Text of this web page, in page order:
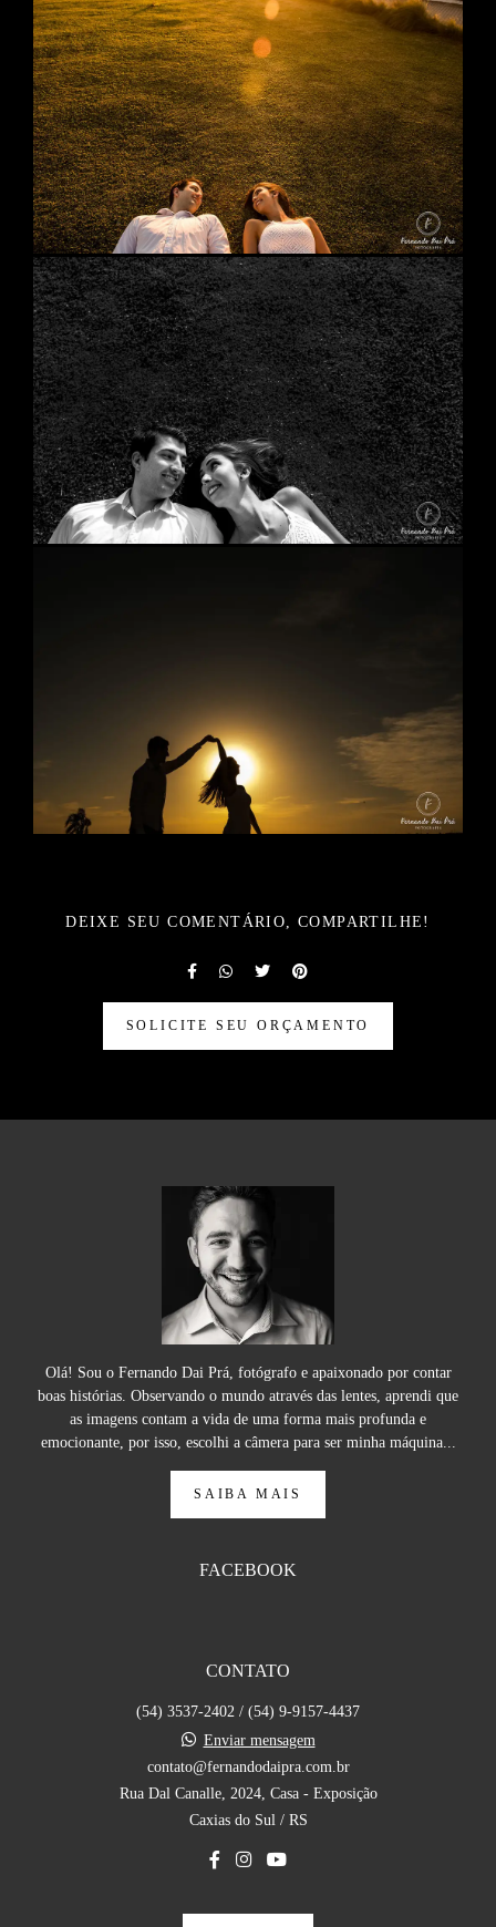
DEIXE SEU COMENTÁRIO, COMPARTILHE!
SOLICITE SEU ORÇAMENTO
Olá! Sou o Fernando Dai Prá, fotógrafo e apaixonado por contar
boas histórias. Observando o mundo através das lentes, aprendi que
as imagens contam a vida de uma forma mais profunda e
emocionante, por isso, escolhi a câmera para ser minha máquina...
SAIBA MAIS
FACEBOOK
CONTATO
(54) 3537-2402 / (54) 9-9157-4437
Enviar mensagem
contato@fernandodaipra.com.br
Rua Dal Canalle, 2024, Casa - Exposição
Caxias do Sul / RS